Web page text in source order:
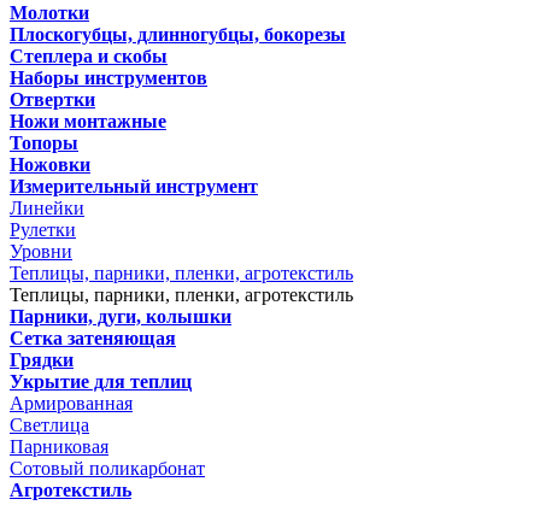
Молотки
Плоскогубцы, длинногубцы, бокорезы
Степлера и скобы
Наборы инструментов
Отвертки
Ножи монтажные
Топоры
Ножовки
Измерительный инструмент
Линейки
Рулетки
Уровни
Теплицы, парники, пленки, агротекстиль
Теплицы, парники, пленки, агротекстиль
Парники, дуги, колышки
Сетка затеняющая
Грядки
Укрытие для теплиц
Армированная
Светлица
Парниковая
Сотовый поликарбонат
Агротекстиль